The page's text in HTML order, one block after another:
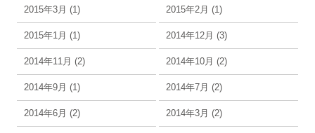
2015年3月 (1) 2015年2月 (1)
2015年1月 (1) 2014年12月 (3)
2014年11月 (2) 2014年10月 (2)
2014年9月 (1) 2014年7月 (2)
2014年6月 (2) 2014年3月 (2)